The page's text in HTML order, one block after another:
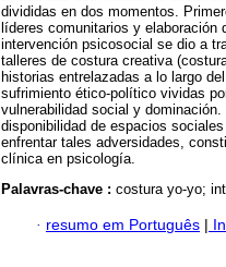
divididas en dos momentos.
líderes comunitarios y
intervención psicosocial se dio a
talleres de costura creativa
historias entrelazadas a lo largo
sufrimiento ético-político vividas
vulnerabilidad social y
disponibilidad de espacios
enfrentar tales adversidades,
clínica en psicología.
Palavras-chave : costura yo-yo;
· resumo em Português |